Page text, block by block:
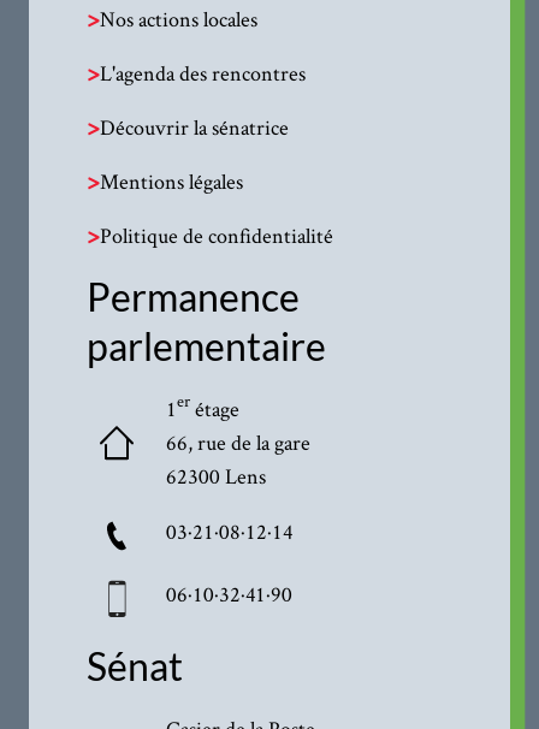
>Nos actions locales
>L'agenda des rencontres
>Découvrir la sénatrice
>Mentions légales
>Politique de confidentialité
Permanence
parlementaire
1erétage
66, rue de la gare
62300 Lens
03·21·08·12·14
06·10·32·41·90
Sénat